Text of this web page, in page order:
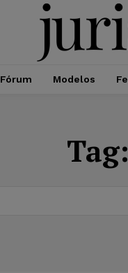
Fórum Modelos
Tag: